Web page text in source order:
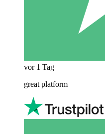
vor 1 Tag
great platform